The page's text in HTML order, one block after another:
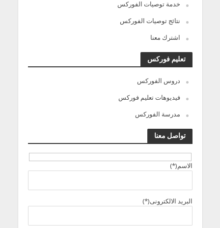
خدمة توصيات الفوركس
نتائج توصيات الفوركس
اشترك معنا
تعليم فوركس
دروس الفوركس
فيديوهات تعليم فوركس
مدرسة الفوركس
تواصل معنا
الاسم(*)
البريد الالكترونى(*)